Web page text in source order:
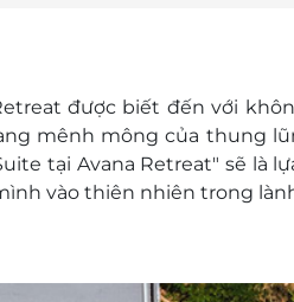
trời, thư viện, bảo tàng
đêm bao gồm giường phụ
được biết đến với
mênh mông của thung
tại Avana Retreat" sẽ là
vào thiên nhiên trong